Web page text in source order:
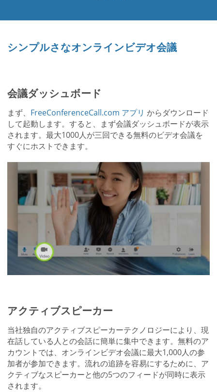
シンプルさなオンラインビデオ会議
会議ダッシュボード
まず、 FreeConferenceCall.com アプリ からダウンロード
して起動します。すると、まず会議ダッシュボードが表示
されます。最大1000人が三回できる無料のビデオ会議を
すぐにホストできます。
アクティブスピーカー
当社独自のアクティブスピーカーテクノロジーにより、現
在話している人との会話に簡単に集中できます。無料のア
カウントでは、オンラインビデオ会議に最大1,000人の参
加者が参加できます。流れの追跡を容易にするために、ア
クティブなスピーカーと他の5つのフィードが同時に表示
されます。